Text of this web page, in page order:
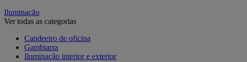
Iluminação
Ver todas as categorias
Candeeiro de oficina
Gambiarra
Iluminação interior e exterior